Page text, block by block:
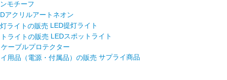
モチーフ
アクリルアートネオン
LED提灯ライト
LEDスポットライト
ケーブルプロテクター
サプライ商品